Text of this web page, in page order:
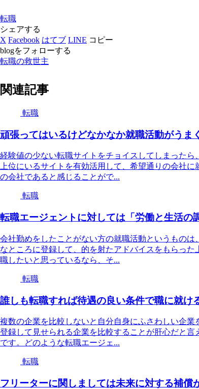
転職
シェアする
X Facebook はてブ LINE コピー
blogをフォローする
転職の救世主
関連記事
転職
頑張ってはいるけどなかなか就職活動がうま
経験値の少ない転職サイトをチョイスしてしまった
上位にいるサイトを有効活用して、希望通りの会社
の会社であると感じることがで...
転職
転職エージェントに対しては「労働と生活の
会社勤めをしたことがない方の就職活動というもの
なところに登録して、的を射たアドバイスをもらっ
職したいと思っているなら、そ...
転職
誰しも転職すれば待遇の良い条件で職に就け
複数の企業を比較しないと自分自身にふさわしい企
登録して見せられる企業を比較することが肝心だと
です。どのような転職エージェ...
転職
フリーターに関しましては未来に対する補償